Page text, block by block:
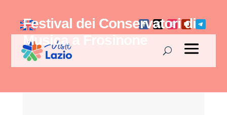
Festival dei Conservatori di
Musica a Frosinone